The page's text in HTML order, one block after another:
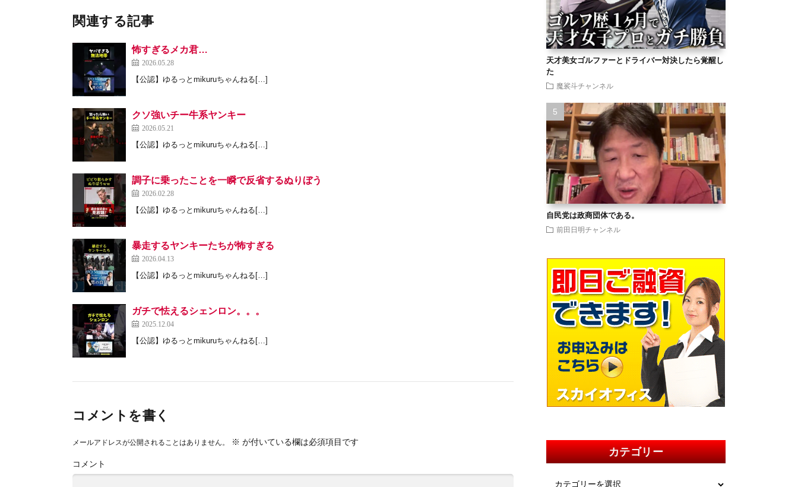
関連する記事
怖すぎるメカ君…
2026.05.28
【公認】ゆるっとmikuruちゃんねる[…]
クソ強いチー牛系ヤンキー
2026.05.21
【公認】ゆるっとmikuruちゃんねる[…]
調子に乗ったことを一瞬で反省するぬりぼう
2026.02.28
【公認】ゆるっとmikuruちゃんねる[…]
暴走するヤンキーたちが怖すぎる
2026.04.13
【公認】ゆるっとmikuruちゃんねる[…]
ガチで怯えるシェンロン。。。
2025.12.04
【公認】ゆるっとmikuruちゃんねる[…]
コメントを書く
メールアドレスが公開されることはありません。 ※ が付いている欄は必須項目です
コメント
天才美女ゴルファーとドライバー対決したら覚醒し
た
魔裟斗チャンネル
自民党は政商団体である。
前田日明チャンネル
カテゴリー